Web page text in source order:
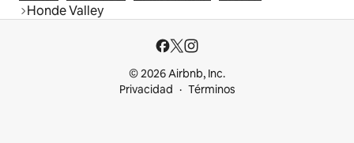
Honde Valley
© 2026 Airbnb, Inc.
Privacidad
Términos